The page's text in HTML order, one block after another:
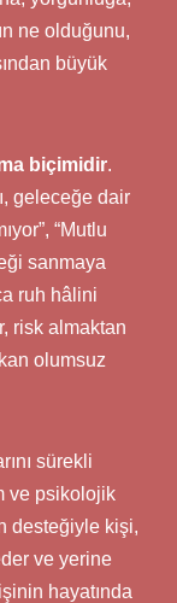
ne olduğunu,
büyük
biçimidir.
geleceğe dair
“Mutlu
sanmaya
ruh hâlini
risk almaktan
olumsuz
sürekli
ve psikolojik
desteğiyle kişi,
ve yerine
hayatında